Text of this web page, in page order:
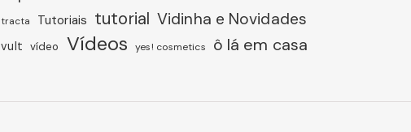
tracta Tutoriais tutorial Vidinha e Novidades
vult vídeo Vídeos yes! cosmetics ô lá em casa